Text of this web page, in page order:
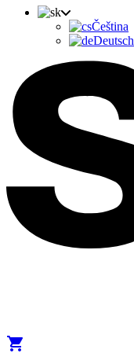
Čeština
Deutsch